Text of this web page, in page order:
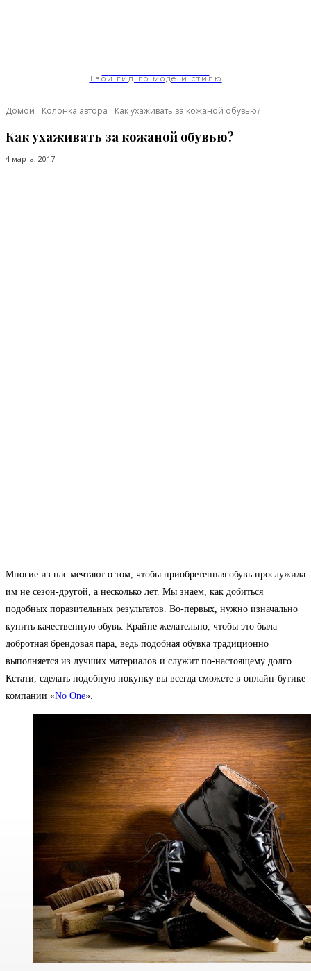
Твой гид по моде и стилю
Домой Колонка автора Как ухаживать за кожаной обувью?
Как ухаживать за кожаной обувью?
4 марта, 2017
Многие из нас мечтают о том, чтобы приобретенная обувь прослужила
им не сезон-другой, а несколько лет. Мы знаем, как добиться
подобных поразительных результатов. Во-первых, нужно изначально
купить качественную обувь. Крайне желательно, чтобы это была
добротная брендовая пара, ведь подобная обувка традиционно
выполняется из лучших материалов и служит по-настоящему долго.
Кстати, сделать подобную покупку вы всегда сможете в онлайн-бутике
компании «No One».